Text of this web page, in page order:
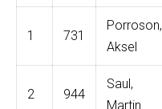
1 731
Porroson,
Aksel
2 944
Saul,
Martin